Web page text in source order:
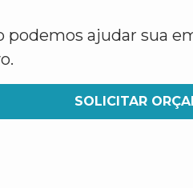
podemos ajudar sua
SOLICITAR